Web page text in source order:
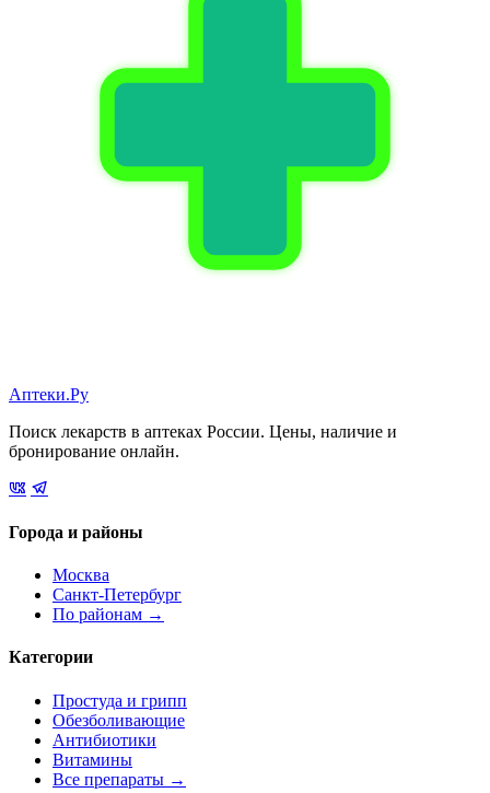
Аптеки.Ру
Поиск лекарств в аптеках России. Цены, наличие и
бронирование онлайн.
Города и районы
Москва
Санкт-Петербург
По районам →
Категории
Простуда и грипп
Обезболивающие
Антибиотики
Витамины
Все препараты →